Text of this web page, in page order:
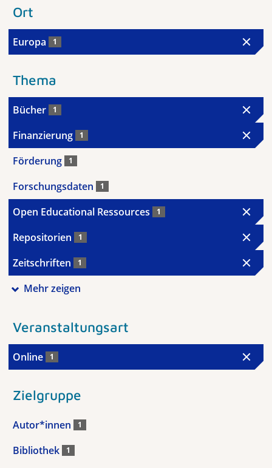
Ort
Europa 1
Thema
Bücher 1
Finanzierung 1
Förderung 1
Forschungsdaten 1
Open Educational Ressources 1
Repositorien 1
Zeitschriften 1
Mehr zeigen
Veranstaltungsart
Online 1
Zielgruppe
Autor*innen 1
Bibliothek 1